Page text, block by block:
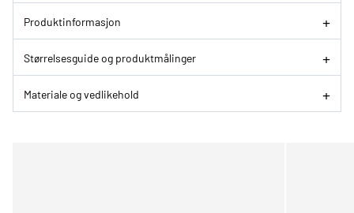
Produktinformasjon
Størrelsesguide og produktmålinger
Materiale og vedlikehold